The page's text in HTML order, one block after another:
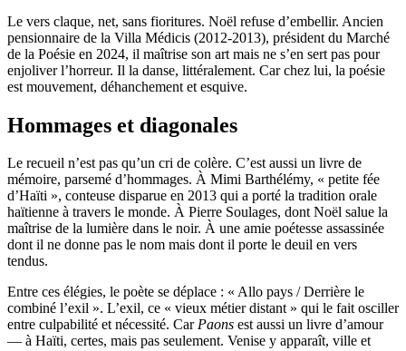
Le vers claque, net, sans fioritures. Noël refuse d’embellir. Ancien
pensionnaire de la Villa Médicis (2012-2013), président du Marché
de la Poésie en 2024, il maîtrise son art mais ne s’en sert pas pour
enjoliver l’horreur. Il la danse, littéralement. Car chez lui, la poésie
est mouvement, déhanchement et esquive.
Hommages et diagonales
Le recueil n’est pas qu’un cri de colère. C’est aussi un livre de
mémoire, parsemé d’hommages. À Mimi Barthélémy, « petite fée
d’Haïti », conteuse disparue en 2013 qui a porté la tradition orale
haïtienne à travers le monde. À Pierre Soulages, dont Noël salue la
maîtrise de la lumière dans le noir. À une amie poétesse assassinée
dont il ne donne pas le nom mais dont il porte le deuil en vers
tendus.
Entre ces élégies, le poète se déplace : « Allo pays / Derrière le
combiné l’exil ». L’exil, ce « vieux métier distant » qui le fait osciller
entre culpabilité et nécessité. CarPaons est aussi un livre d’amour
— à Haïti, certes, mais pas seulement. Venise y apparaît, ville et